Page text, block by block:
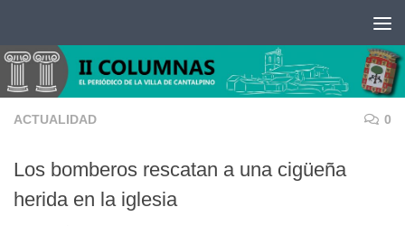
ACTUALIDAD 0
Los bomberos rescatan a una cigüeña
herida en la iglesia